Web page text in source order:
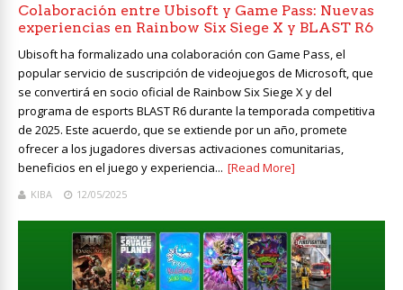
Colaboración entre Ubisoft y Game Pass: Nuevas
experiencias en Rainbow Six Siege X y BLAST R6
Ubisoft ha formalizado una colaboración con Game Pass, el
popular servicio de suscripción de videojuegos de Microsoft, que
se convertirá en socio oficial de Rainbow Six Siege X y del
programa de esports BLAST R6 durante la temporada competitiva
de 2025. Este acuerdo, que se extiende por un año, promete
ofrecer a los jugadores diversas activaciones comunitarias,
beneficios en el juego y experiencia... [Read More]
KIBA 12/05/2025